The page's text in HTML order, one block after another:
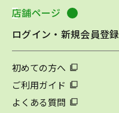
店舗ページ
ログイン・新規会員登録
初めての方へ
ご利用ガイド
よくある質問